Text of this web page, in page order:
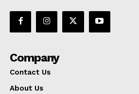
Company
Contact Us
About Us